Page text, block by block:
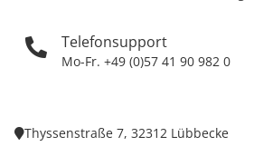
Telefonsupport
Mo-Fr. +49 (0)57 41 90 982 0
Thyssenstraße 7, 32312 Lübbecke